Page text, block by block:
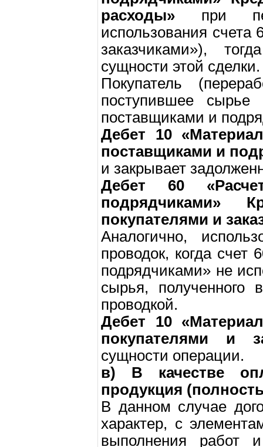
расходы» при
использования счета
заказчиками»),
сущности этой сделки.
Покупатель
поступившее
поставщиками и
Дебет 10
поставщиками и
и закрывает
Дебет 60
подрядчиками»
покупателями и
Аналогично,
проводок, когда
подрядчиками» не
сырья, полученного
проводкой.
Дебет 10
покупателями и
сущности операции.
в) В качестве
продукция
В данном случае
характер, с
выполнения работ